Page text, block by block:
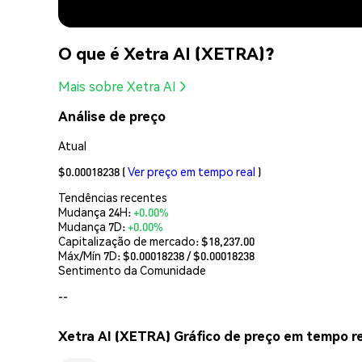
O que é Xetra AI (XETRA)?
Mais sobre Xetra AI
Análise de preço
Atual
$0.00018238 (Ver preço em tempo real )
Tendências recentes
Mudança 24H:+0.00%
Mudança 7D:+0.00%
Capitalização de mercado:$18,237.00
Máx/Mín 7D: $0.00018238/ $0.00018238
Sentimento da Comunidade
--
Xetra AI (XETRA) Gráfico de preço em tempo